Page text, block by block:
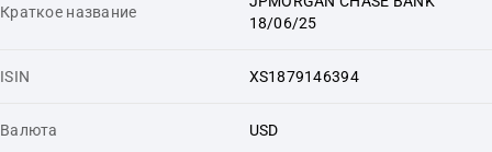
Краткое название
18/06/25
ISIN XS1879146394
Валюта USD